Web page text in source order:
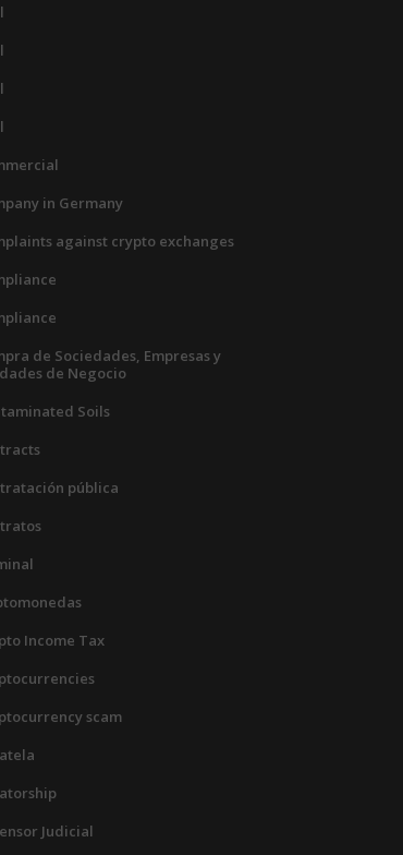
in Germany
against crypto exchanges
de Sociedades, Empresas y
de Negocio
Soils
pública
Income Tax
scam
Judicial